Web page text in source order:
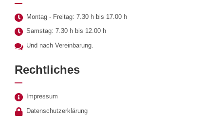
Montag - Freitag: 7.30 h bis 17.00 h
Samstag: 7.30 h bis 12.00 h
Und nach Vereinbarung.
Rechtliches
Impressum
Datenschutzerklärung